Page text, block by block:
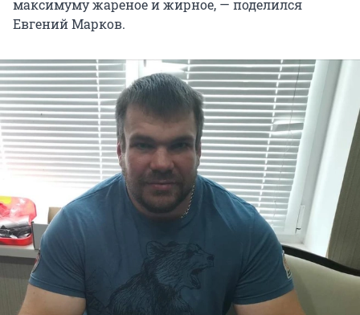
максимуму жареное и жирное, — поделился
Евгений Марков.